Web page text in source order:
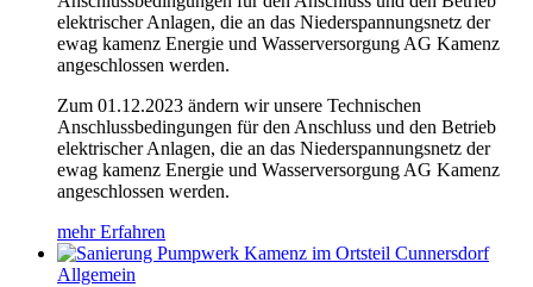
elektrischer Anlagen, die an das Niederspannungsnetz der
ewag kamenz Energie und Wasserversorgung AG Kamenz
angeschlossen werden.
Zum 01.12.2023 ändern wir unsere Technischen
Anschlussbedingungen für den Anschluss und den Betrieb
elektrischer Anlagen, die an das Niederspannungsnetz der
ewag kamenz Energie und Wasserversorgung AG Kamenz
angeschlossen werden.
mehr Erfahren
Allgemein